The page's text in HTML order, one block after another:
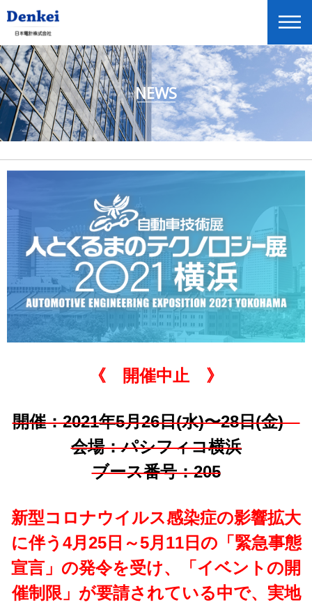
ニュースリリース
企業情報
展示会・セミナー情報
Global Home
English
NEWS
《 開催中止 》
開催：2021年5月26日(水)〜28日(金)
会場：パシフィコ横浜
ブース番号：205
新型コロナウイルス感染症の影響拡大
に伴う4月25日～5月11日の「緊急事態
宣言」の発令を受け、「イベントの開
催制限」が要請されている中で、実地